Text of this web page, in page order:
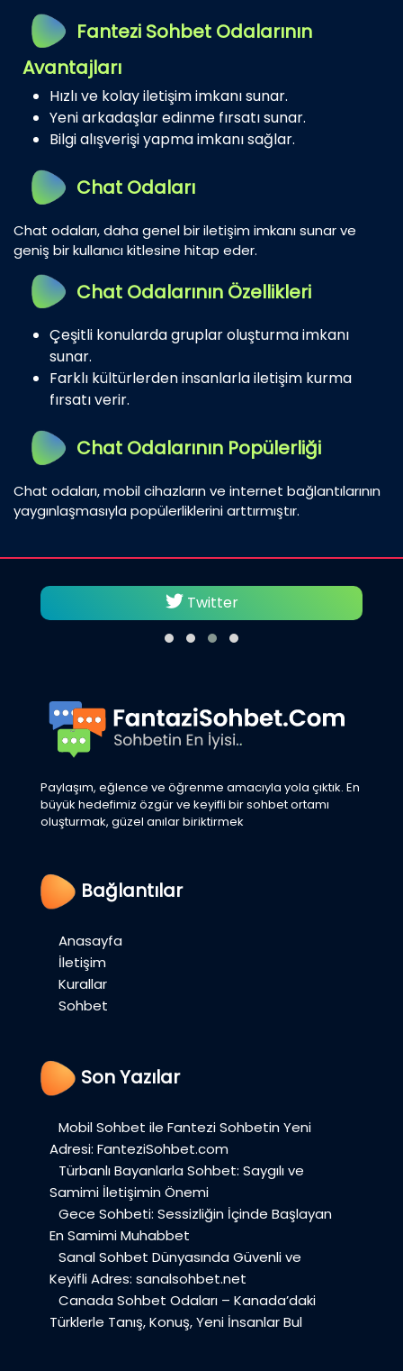
Fantezi Sohbet Odalarının
Avantajları
Hızlı ve kolay iletişim imkanı sunar.
Yeni arkadaşlar edinme fırsatı sunar.
Bilgi alışverişi yapma imkanı sağlar.
Chat Odaları
Chat odaları, daha genel bir iletişim imkanı sunar ve
geniş bir kullanıcı kitlesine hitap eder.
Chat Odalarının Özellikleri
Çeşitli konularda gruplar oluşturma imkanı
sunar.
Farklı kültürlerden insanlarla iletişim kurma
fırsatı verir.
Chat Odalarının Popülerliği
Chat odaları, mobil cihazların ve internet bağlantılarının
yaygınlaşmasıyla popülerliklerini arttırmıştır.
Twitter
Paylaşım, eğlence ve öğrenme amacıyla yola çıktık. En
büyük hedefimiz özgür ve keyifli bir sohbet ortamı
oluşturmak, güzel anılar biriktirmek
Bağlantılar
Anasayfa
İletişim
Kurallar
Sohbet
Son Yazılar
Mobil Sohbet ile Fantezi Sohbetin Yeni
Adresi: FanteziSohbet.com
Türbanlı Bayanlarla Sohbet: Saygılı ve
Samimi İletişimin Önemi
Gece Sohbeti: Sessizliğin İçinde Başlayan
En Samimi Muhabbet
Sanal Sohbet Dünyasında Güvenli ve
Keyifli Adres: sanalsohbet.net
Canada Sohbet Odaları – Kanada’daki
Türklerle Tanış, Konuş, Yeni İnsanlar Bul